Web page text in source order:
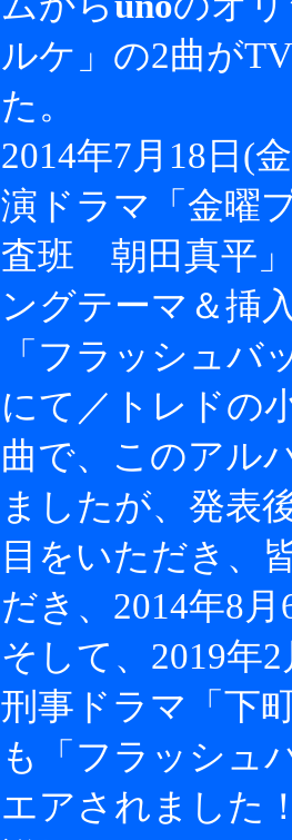
ルケ」の2曲が
た。
2014年7月18日(
演ドラマ「金曜
査班 朝田真平
ングテーマ＆挿
「フラッシュバ
にて／トレドの
曲で、このアル
ましたが、発表
目をいただき、
だき、2014年8
そして、2019年
刑事ドラマ「下
も「フラッシュ
エアされました